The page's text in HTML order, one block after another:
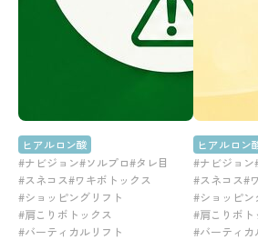
ヒアルロン酸
#ナビジョン#ソルプロ#タレ目
#スネコス#ワキボトックス
#ショッピングリフト
#肩こりボトックス
#バーティカルリフト
ヒアルロン
#ナビジョン
#スネコス#
#ショッピン
#肩こりボト
#バーティカ